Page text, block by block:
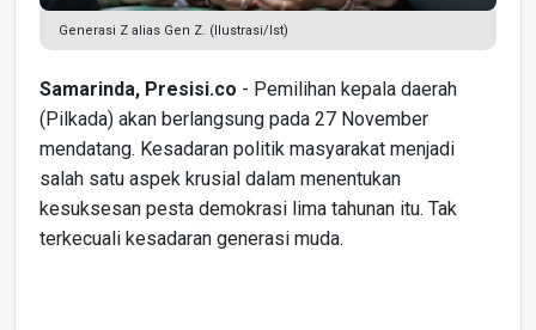
Generasi Z alias Gen Z. (Ilustrasi/Ist)
Samarinda, Presisi.co - Pemilihan kepala daerah
(Pilkada) akan berlangsung pada 27 November
mendatang. Kesadaran politik masyarakat menjadi
salah satu aspek krusial dalam menentukan
kesuksesan pesta demokrasi lima tahunan itu. Tak
terkecuali kesadaran generasi muda.